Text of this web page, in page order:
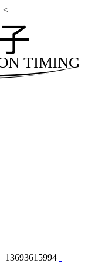
<
TIMING
13693615994